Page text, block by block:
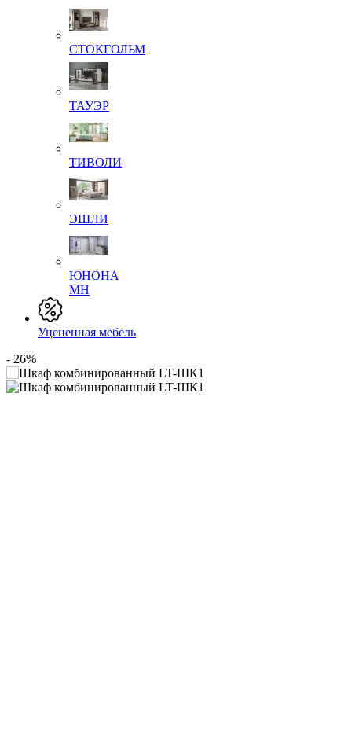
СТОКГОЛЬМ
ТАУЭР
ТИВОЛИ
ЭШЛИ
ЮНОНА
МН
Уцененная мебель
- 26%